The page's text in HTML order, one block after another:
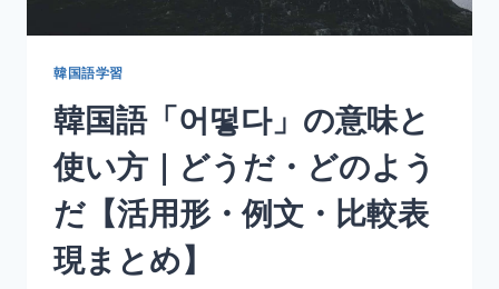
す
る
【活
用
形・
例
文・
丁
韓国語学習
韓国語「어떻다」の意味と
使い方｜どうだ・どのよう
だ【活用形・例文・比較表
現まとめ】